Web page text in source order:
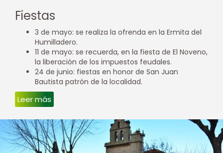
Fiestas
3 de mayo: se realiza la ofrenda en la Ermita del
Humilladero.
11 de mayo: se recuerda, en la fiesta de El Noveno,
la liberación de los impuestos feudales.
24 de junio: fiestas en honor de San Juan
Bautista patrón de la localidad.
Leer más